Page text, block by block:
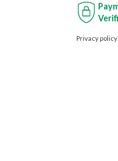
Privacy policy